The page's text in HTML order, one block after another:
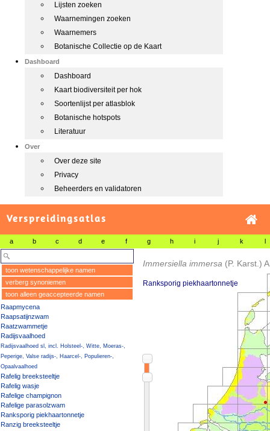
Lijsten zoeken
Waarnemingen zoeken
Waarnemers
Botanische Collectie op de Kaart
Dashboard
Dashboard
Kaart biodiversiteit per hok
Soortenlijst per atlasblok
Botanische hotspots
Literatuur
Over
Over deze site
Privacy
Beheerders en validatoren
Verspreidingsatlas
a b c d e f g h i j k l
toon wetenschappelijke namen
verberg synoniemen
toon alleen geaccepteerde namen
Raapmycena
Raapsatijnzwam
Raatzwammetje
Radijsvaalhoed
Radijsvaalhoed sl, incl. Holsteel-, Witte, Moeras-,
Peperige, Valse radijs-, Haarcel-, Populieren-,
Opaalvaalhoed
Rafelig breeksteeltje
Rafelig wasje
Rafelige champignon
Rafelige parasolzwam
Ranksporig piekhaartonnetje
Ranzig breeksteeltje
Immersiella immersa (P. Karst.)
Ranksporig piekhaartonnetje